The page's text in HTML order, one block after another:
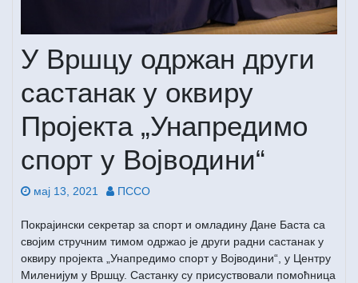
У Вршцу одржан други
састанак у оквиру
Пројекта „Унапредимо
спорт у Војводини“
мај 13, 2021 ПССО
Покрајински секретар за спорт и омладину Дане Баста са
својим стручним тимом одржао је други радни састанак у
оквиру пројекта „Унапредимо спорт у Војводини“, у Центру
Миленијум у Вршцу. Састанку су присуствовали помоћница